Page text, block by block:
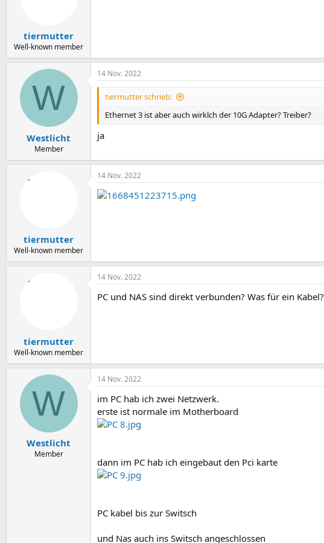
tiermutter
Well-known member
W
Westlicht
Member
14 Nov. 2022
tiermutter schrieb:
Ethernet 3 ist aber auch wirklch der 10G Adapter? Treiber?
ja
tiermutter
Well-known member
14 Nov. 2022
tiermutter
Well-known member
14 Nov. 2022
PC und NAS sind direkt verbunden? Was für ein Kabel?
W
Westlicht
Member
14 Nov. 2022
im PC hab ich zwei Netzwerk.
erste ist normale im Motherboard
dann im PC hab ich eingebaut den Pci karte
PC kabel bis zur Switsch
und Nas auch ins Switsch angeschlossen